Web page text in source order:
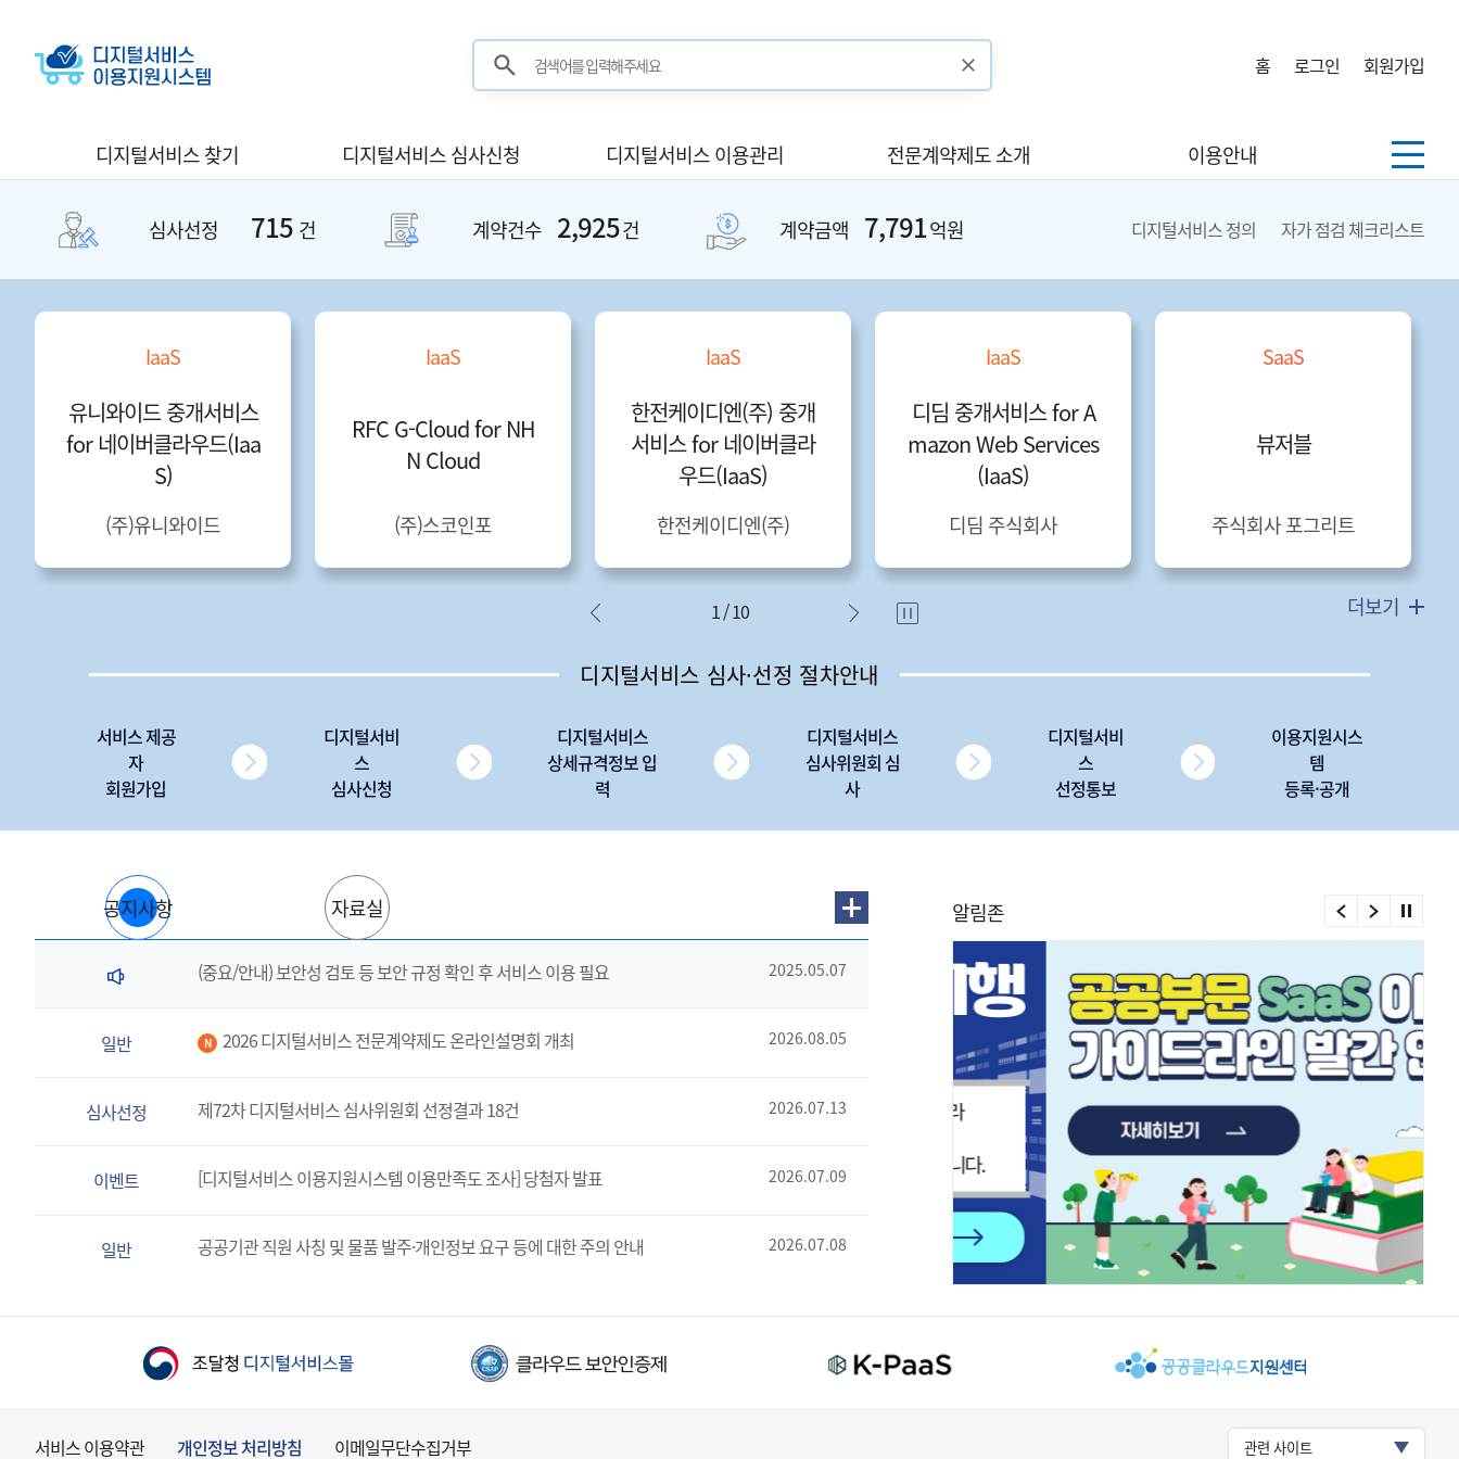
검색어를 입력해주세요 홈 로그인 회원가입
디지털서비스 찾기 디지털서비스 심사신청 디지털서비스 이용관리 전문계약제도 소개 이용안내
심사선정 715 건 계약건수 2,925건 계약금액 7,791억원 디지털서비스 정의 자가 점검 체크리스트
IaaS
유니와이드 중개서비스
for 네이버클라우드(Iaa
S)
(주)유니와이드
IaaS
RFC G-Cloud for NH
N Cloud
(주)스코인포
IaaS
한전케이디엔(주) 중개
서비스 for 네이버클라
우드(IaaS)
한전케이디엔(주)
IaaS
디딤 중개서비스 for A
mazon Web Services
(IaaS)
디딤 주식회사
SaaS
뷰저블
주식회사 포그리트
1 / 10 더보기
디지털서비스 심사·선정 절차안내
서비스 제공
자
회원가입
디지털서비
스
심사신청
디지털서비스
상세규격정보 입
력
디지털서비스
심사위원회 심
사
디지털서비
스
선정통보
이용지원시스
템
등록·공개
공지사항 자료실
(중요/안내) 보안성 검토 등 보안 규정 확인 후 서비스 이용 필요 2025.05.07
일반 N 2026 디지털서비스 전문계약제도 온라인설명회 개최 2026.08.05
심사선정 제72차 디지털서비스 심사위원회 선정결과 18건 2026.07.13
이벤트 [디지털서비스 이용지원시스템 이용만족도 조사] 당첨자 발표 2026.07.09
일반 공공기관 직원 사칭 및 물품 발주·개인정보 요구 등에 대한 주의 안내 2026.07.08
알림존
서비스 이용약관 개인정보 처리방침 이메일무단수집거부 관련 사이트